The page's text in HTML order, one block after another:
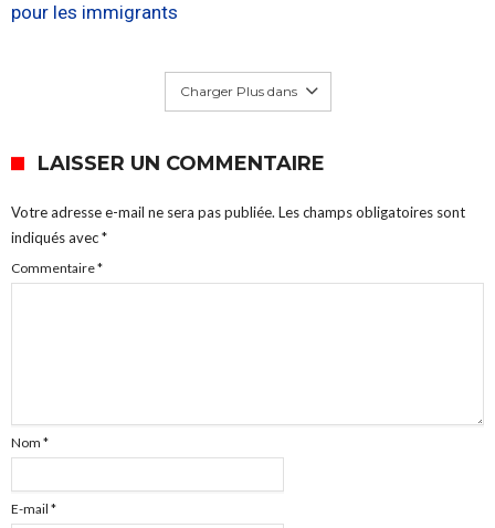
pour les immigrants
Charger Plus dans
LAISSER UN COMMENTAIRE
Votre adresse e-mail ne sera pas publiée. Les champs obligatoires sont
indiqués avec*
Commentaire*
Nom *
E-mail *